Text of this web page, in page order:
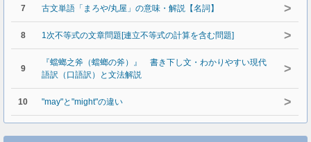
7 古文単語「まろや/丸屋」の意味・解説【名詞】 >
8 1次不等式の文章問題[連立不等式の計算を含む問題] >
9
『蟷螂之斧（蟷螂の斧）』 書き下し文・わかりやすい現代
語訳（口語訳）と文法解説
>
10 "may"と"might"の違い >